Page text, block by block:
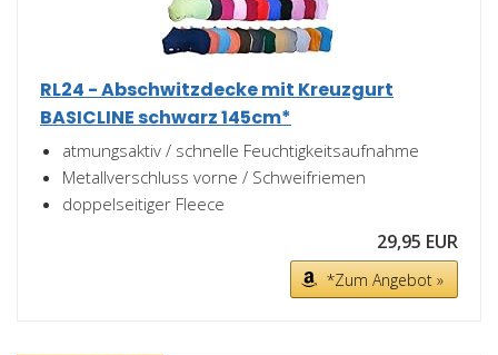
RL24 - Abschwitzdecke mit Kreuzgurt
BASICLINE schwarz 145cm*
atmungsaktiv / schnelle Feuchtigkeitsaufnahme
Metallverschluss vorne / Schweifriemen
doppelseitiger Fleece
29,95 EUR
*Zum Angebot »